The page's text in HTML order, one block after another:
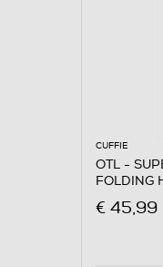
CUFFIE
OTL - SUPER
FOLDING
€ 45,99